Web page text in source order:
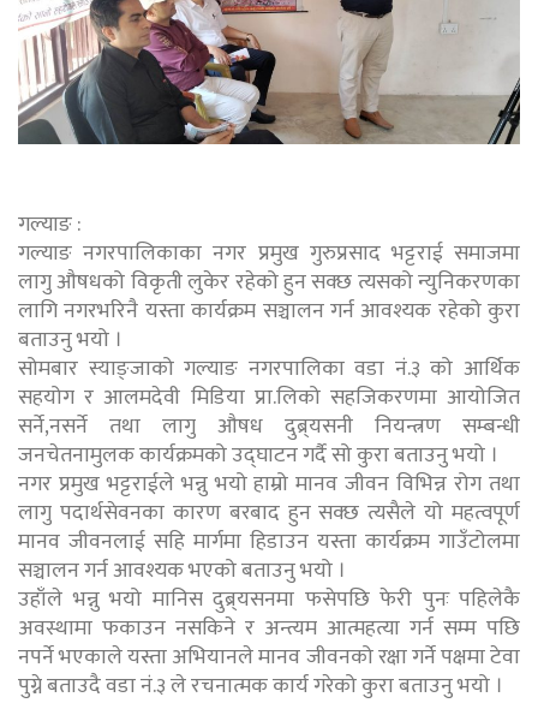
गल्याङ :
गल्याङ नगरपालिकाका नगर प्रमुख गुरुप्रसाद भट्टराई समाजमा
लागु औषधको विकृती लुकेर रहेको हुन सक्छ त्यसको न्युनिकरणका
लागि नगरभरिनै यस्ता कार्यक्रम सञ्चालन गर्न आवश्यक रहेको कुरा
बताउनु भयो ।
सोमबार स्याङ्जाको गल्याङ नगरपालिका वडा नं.३ को आर्थिक
सहयोग र आलमदेवी मिडिया प्रा.लिको सहजिकरणमा आयोजित
सर्ने,नसर्ने तथा लागु औषध दुब्र्यसनी नियन्त्रण सम्बन्धी
जनचेतनामुलक कार्यक्रमको उद्घाटन गर्दै सो कुरा बताउनु भयो ।
नगर प्रमुख भट्टराईले भन्नु भयो हाम्रो मानव जीवन विभिन्न रोग तथा
लागु पदार्थसेवनका कारण बरबाद हुन सक्छ त्यसैले यो महत्वपूर्ण
मानव जीवनलाई सहि मार्गमा हिडाउन यस्ता कार्यक्रम गाउँटोलमा
सञ्चालन गर्न आवश्यक भएको बताउनु भयो ।
उहाँले भन्नु भयो मानिस दुब्र्यसनमा फसेपछि फेरी पुनः पहिलेकै
अवस्थामा फकाउन नसकिने र अन्त्यम आत्महत्या गर्न सम्म पछि
नपर्ने भएकाले यस्ता अभियानले मानव जीवनको रक्षा गर्ने पक्षमा टेवा
पुग्ने बताउदै वडा नं.३ ले रचनात्मक कार्य गरेको कुरा बताउनु भयो ।